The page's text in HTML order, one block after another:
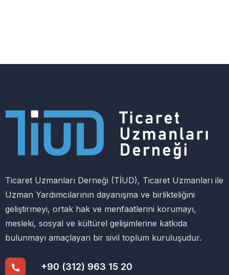
Ticaret Uzmanları Derneği (TİUD), Ticaret Uzmanları ile
Uzman Yardımcılarının dayanışma ve birlikteliğini
geliştirmeyi, ortak hak ve menfaatlerini korumayı,
mesleki, sosyal ve kültürel gelişimlerine katkıda
bulunmayı amaçlayan bir sivil toplum kuruluşudur.
+90 (312) 963 15 20